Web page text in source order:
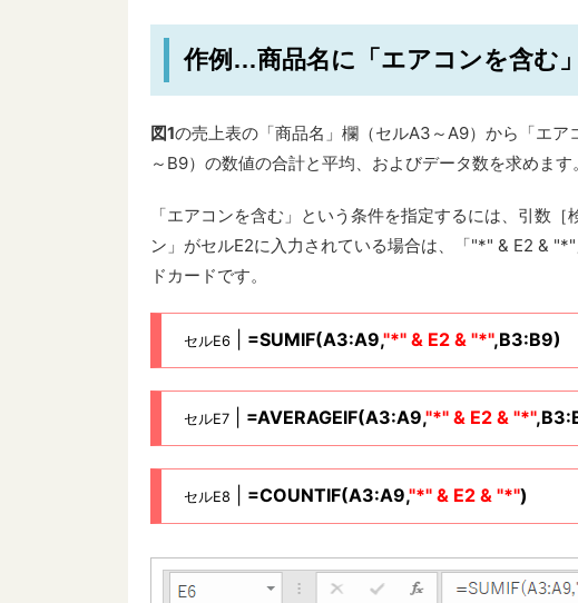
作例…商品名に「エアコンを含む
図1の売上表の「商品名」欄（セルA3～A9）から「エ
～B9）の数値の合計と平均、およびデータ数を求めます。
「エアコンを含む」という条件を指定するには、引数
ン」がセルE2に入力されている場合は、「"*" & E2 &
ドカードです。
セルE6 =SUMIF(A3:A9,"*" & E2 & "*",B3:B9)
セルE7 =AVERAGEIF(A3:A9,"*" & E2 & "*"
セルE8 =COUNTIF(A3:A9,"*" & E2 & "*")